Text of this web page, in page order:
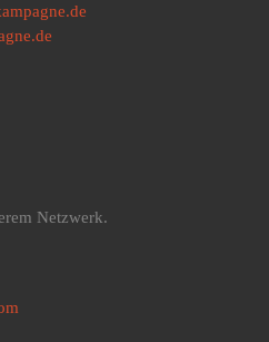
Netzwerk.